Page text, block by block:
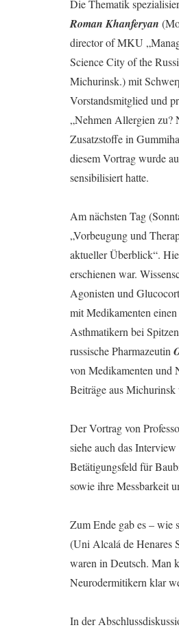
Die Thematik
Roman Khanferyan
director of MKU
Science City of the
Michurinsk.) mit
Vorstandsmitglied und
„Nehmen Allergien zu?
Zusatzstoffe in
diesem Vortrag wurde
sensibilisiert hatte.
Am nächsten Tag
„Vorbeugung und
aktueller Überblick“.
erschienen war.
Agonisten und
mit Medikamenten
Asthmatikern bei
russische Pharmazeutin
von Medikamenten und
Beiträge aus Michurinsk
Der Vortrag von
siehe auch das
Betätigungsfeld für
sowie ihre Messbarkeit
Zum Ende gab es – wie
(Uni Alcalá de Henares
waren in Deutsch. Man
Neurodermitikern klar
In der